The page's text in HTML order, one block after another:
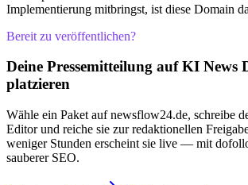
Implementierung mitbringst, ist diese Domain
Bereit zu veröffentlichen?
Deine Pressemitteilung auf KI News
platzieren
Wähle ein Paket auf newsflow24.de, schreibe
Editor und reiche sie zur redaktionellen
weniger Stunden erscheint sie live — mit
sauberer SEO.